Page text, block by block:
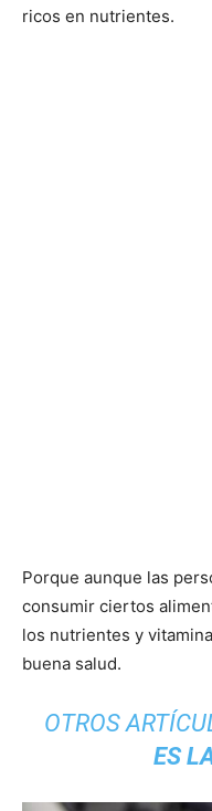
ricos en nutrientes.
Porque aunque las
consumir ciertos
los nutrientes y
buena salud.
OTROS
ES